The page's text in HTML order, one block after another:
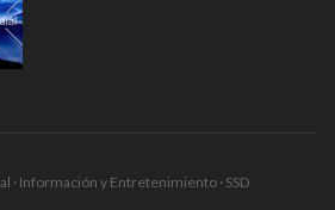
· Información y Entretenimiento · SSD